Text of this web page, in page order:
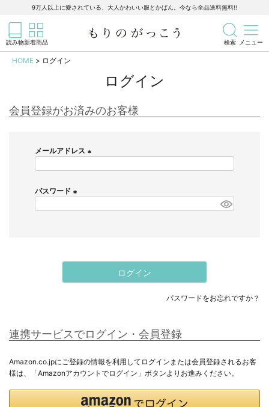
9万人以上に愛されている、大人かわいい服とかばん。今なら全品送料無料!!
読み物新着商品 検索 メニュー
商品を検索 記事を検索
HOME ログイン
靴下
タイツ／レギンス
ストールほか
大きなサイズ
メンズ
ボトムス
ログイン
会員登録がお済みのお客様
メールアドレス
)
パスワード
ログイン
パスワードをお忘れですか？
連携サービスでログイン・会員登録
Amazon.co.jpにご登録の情報を利用してログインまたは会員登録されるお客
様は、「Amazonアカウントでログイン」ボタンよりお進みください。